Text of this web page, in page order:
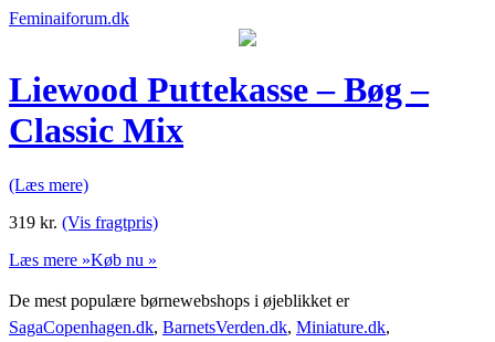
Feminaiforum.dk
Liewood Puttekasse – Bøg –
Classic Mix
(Læs mere)
319 kr. (Vis fragtpris)
Læs mere »Køb nu »
De mest populære børnewebshops i øjeblikket er
SagaCopenhagen.dk, BarnetsVerden.dk, Miniature.dk,